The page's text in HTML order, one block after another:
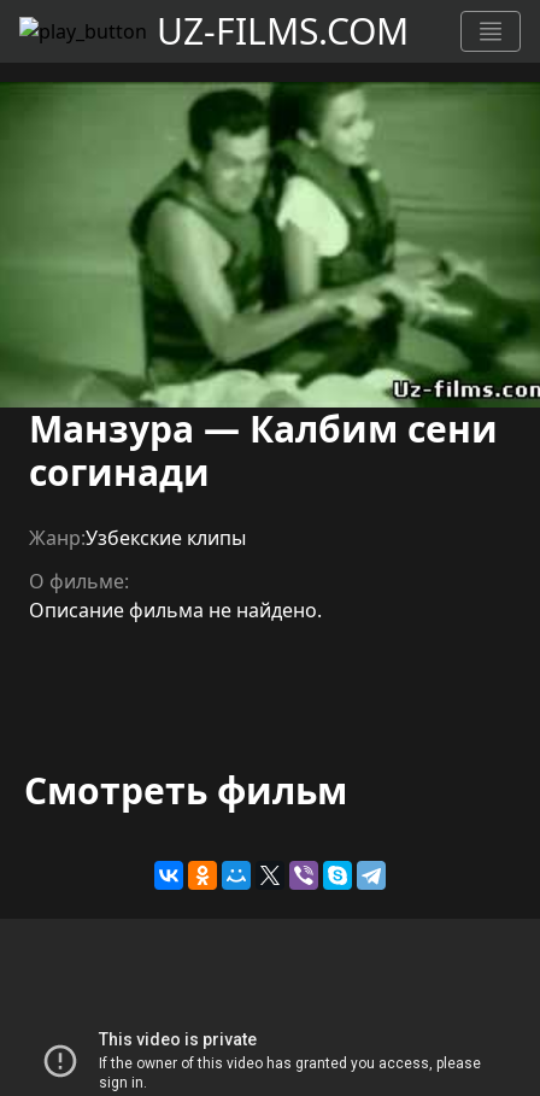
UZ-FILMS.COM
Манзура — Калбим сени
согинади
Жанр:Узбекские клипы
О фильме:
Описание фильма не найдено.
Смотреть фильм